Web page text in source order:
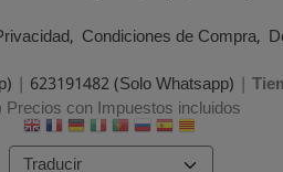
Condiciones de Compra
| 623191482 (Solo Whatsapp) |
Precios con Impuestos incluidos